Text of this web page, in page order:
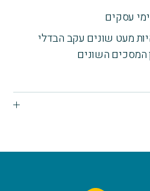
מעט שונים עקב הבדלי
המסכים השונים